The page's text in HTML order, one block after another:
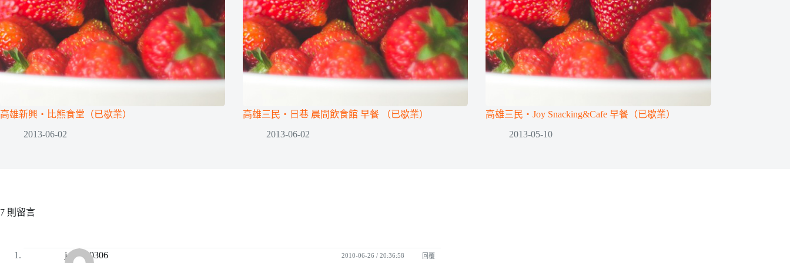
高雄新興‧比熊食堂（已歇業）
2013-06-02
高雄三民‧日巷 晨間飲食館 早餐 （已歇業）
2013-06-02
高雄三民‧Joy Snacking&Cafe 早餐（已歇業）
2013-05-10
7 則留言
jane630306 2010-06-26 / 20:36:58 回覆